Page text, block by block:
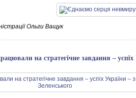
Ольги Ващук
на стратегічне завдання –